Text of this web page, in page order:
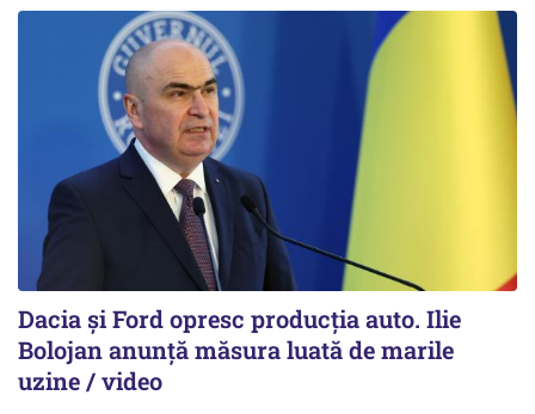
Dacia și Ford opresc producția auto. Ilie
Bolojan anunță măsura luată de marile
uzine / video